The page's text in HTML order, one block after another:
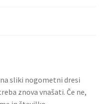
sliki nogometni dresi
znova vnašati. Če ne,